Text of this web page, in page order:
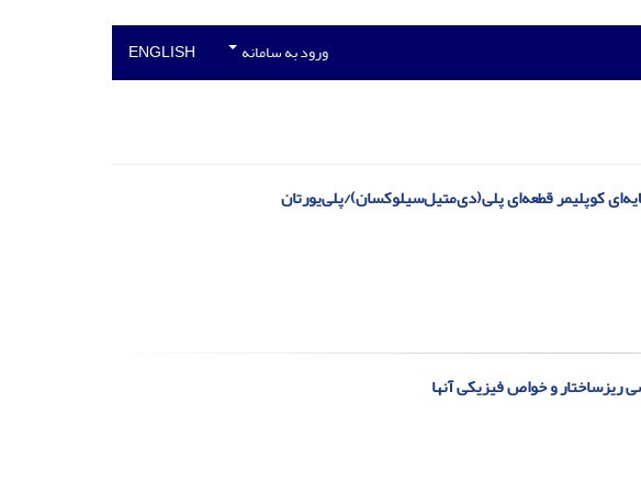
ورود به سامانه ENGLISH
کوپلیمر قطعه‌ای پلی(دی‌متیل‌سیلوکسان)/پلی‌یورتان